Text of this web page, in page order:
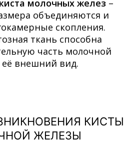
молочных желез –
объединяются и
скопления.
ткань способна
часть молочной
внешний вид.
КИСТЫ
ЖЕЛЕЗЫ